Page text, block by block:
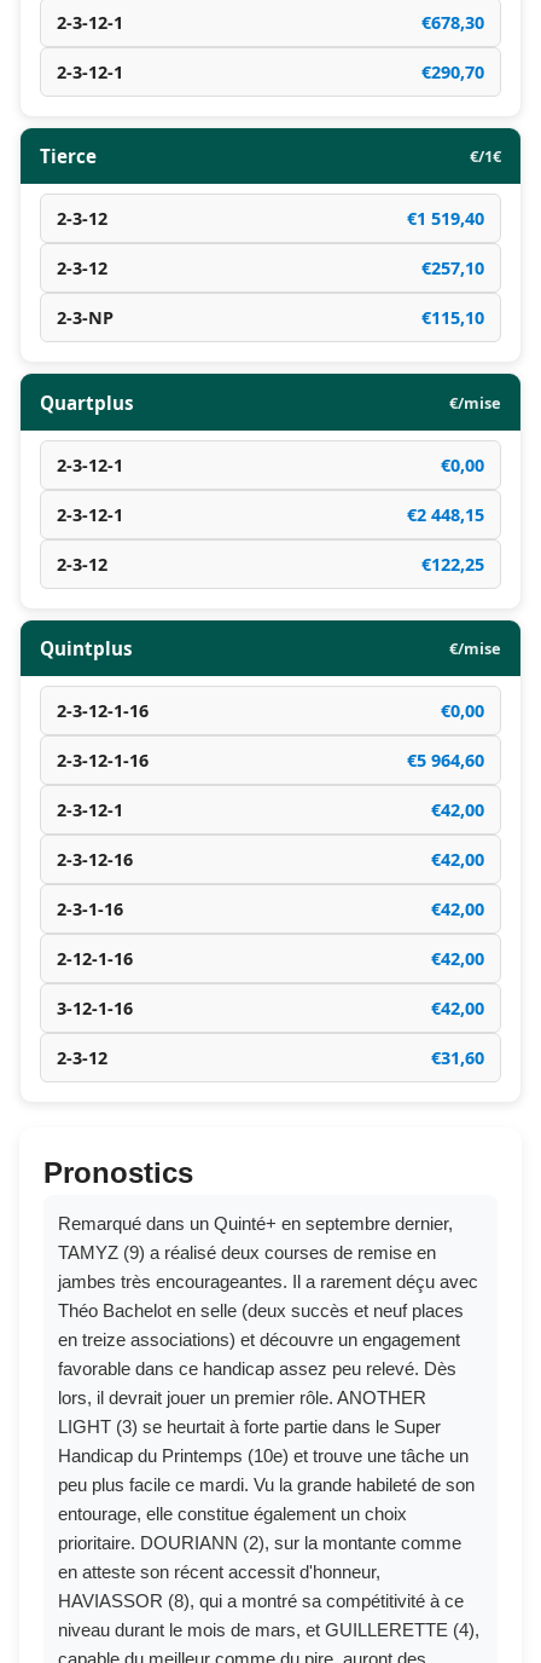
2-3-12-1 €678,30
2-3-12-1 €290,70
Tierce €/1€
2-3-12 €1 519,40
2-3-12 €257,10
2-3-NP €115,10
Quartplus €/mise
2-3-12-1 €0,00
2-3-12-1 €2 448,15
2-3-12 €122,25
Quintplus €/mise
2-3-12-1-16 €0,00
2-3-12-1-16 €5 964,60
2-3-12-1 €42,00
2-3-12-16 €42,00
2-3-1-16 €42,00
2-12-1-16 €42,00
3-12-1-16 €42,00
2-3-12 €31,60
Pronostics
Remarqué dans un Quinté+ en septembre dernier,
TAMYZ (9) a réalisé deux courses de remise en
jambes très encourageantes. Il a rarement déçu avec
Théo Bachelot en selle (deux succès et neuf places
en treize associations) et découvre un engagement
favorable dans ce handicap assez peu relevé. Dès
lors, il devrait jouer un premier rôle. ANOTHER
LIGHT (3) se heurtait à forte partie dans le Super
Handicap du Printemps (10e) et trouve une tâche un
peu plus facile ce mardi. Vu la grande habileté de son
entourage, elle constitue également un choix
prioritaire. DOURIANN (2), sur la montante comme
en atteste son récent accessit d'honneur,
HAVIASSOR (8), qui a montré sa compétitivité à ce
niveau durant le mois de mars, et GUILLERETTE (4),
capable du meilleur comme du pire, auront des